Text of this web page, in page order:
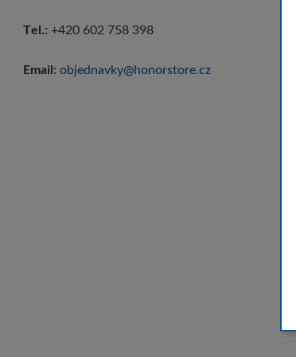
Tel.: +420 602 758 398
Email: objednavky@honorstore.cz